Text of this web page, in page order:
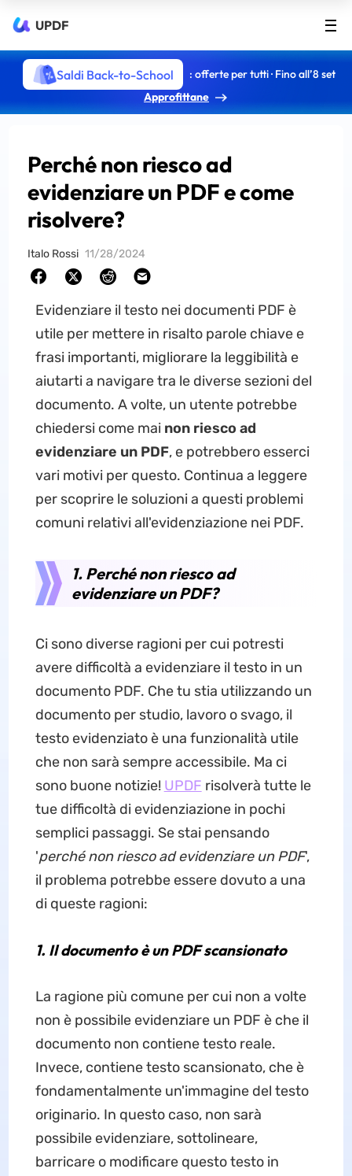
UPDF
Saldi Back-to-School
: offerte per tutti · Fino all’8 set
Approfittane
Perché non riesco ad
evidenziare un PDF e come
risolvere?
Italo Rossi 11/28/2024
Evidenziare il testo nei documenti PDF è
utile per mettere in risalto parole chiave e
frasi importanti, migliorare la leggibilità e
aiutarti a navigare tra le diverse sezioni del
documento. A volte, un utente potrebbe
chiedersi come mai non riesco ad
evidenziare un PDF, e potrebbero esserci
vari motivi per questo. Continua a leggere
per scoprire le soluzioni a questi problemi
comuni relativi all'evidenziazione nei PDF.
1. Perché non riesco ad
evidenziare un PDF?
Ci sono diverse ragioni per cui potresti
avere difficoltà a evidenziare il testo in un
documento PDF. Che tu stia utilizzando un
documento per studio, lavoro o svago, il
testo evidenziato è una funzionalità utile
che non sarà sempre accessibile. Ma ci
sono buone notizie! UPDF risolverà tutte le
tue difficoltà di evidenziazione in pochi
semplici passaggi. Se stai pensando
'perché non riesco ad evidenziare un PDF',
il problema potrebbe essere dovuto a una
di queste ragioni:
1. Il documento è un PDF scansionato
La ragione più comune per cui non a volte
non è possibile evidenziare un PDF è che il
documento non contiene testo reale.
Invece, contiene testo scansionato, che è
fondamentalmente un'immagine del testo
originario. In questo caso, non sarà
possibile evidenziare, sottolineare,
barricare o modificare questo testo in